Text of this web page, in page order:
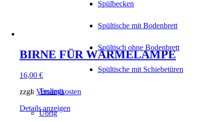
Spülbecken
Spültische mit Bodenbrett
Spültisch ohne Bodenbrett
Spültische mit Schiebetüren
Trolleys
Übrig
BIRNE FÜR WÄRMELAMPE
16,00 €
zzgl. Versandkosten
Details anzeigen